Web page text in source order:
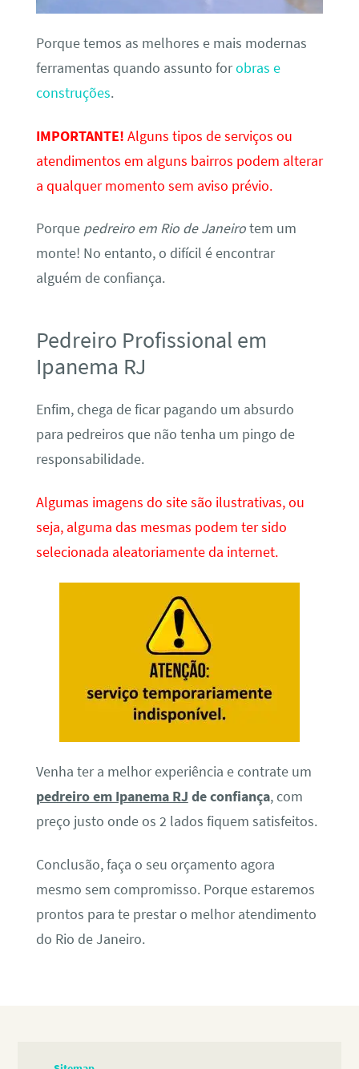
Porque temos as melhores e mais modernas
ferramentas quando assunto forobras e
construções.
IMPORTANTE! Alguns tipos de serviços ou
atendimentos em alguns bairros podem alterar
a qualquer momento sem aviso prévio.
Porque pedreiro em Rio de Janeirotem um
monte! No entanto, o difícil é encontrar
alguém de confiança.
Pedreiro Profissional em
Ipanema RJ
Enfim, chega de ficar pagando um absurdo
para pedreiros que não tenha um pingo de
responsabilidade.
Algumas imagens do site são ilustrativas, ou
seja, alguma das mesmas podem ter sido
selecionada aleatoriamente da internet.
Venha ter a melhor experiência e contrate um
pedreiro em Ipanema RJ de confiança, com
preço justo onde os 2 lados fiquem satisfeitos.
Conclusão, faça o seu orçamento agora
mesmo sem compromisso. Porque estaremos
prontos para te prestar o melhor atendimento
do Rio de Janeiro.